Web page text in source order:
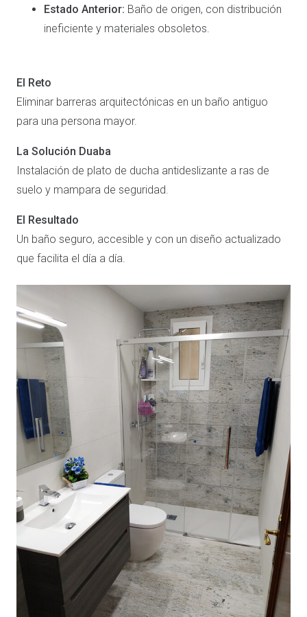
Estado Anterior: Baño de origen, con distribución
ineficiente y materiales obsoletos.
El Reto
Eliminar barreras arquitectónicas en un baño antiguo
para una persona mayor.
La Solución Duaba
Instalación de plato de ducha antideslizante a ras de
suelo y mampara de seguridad.
El Resultado
Un baño seguro, accesible y con un diseño actualizado
que facilita el día a día.